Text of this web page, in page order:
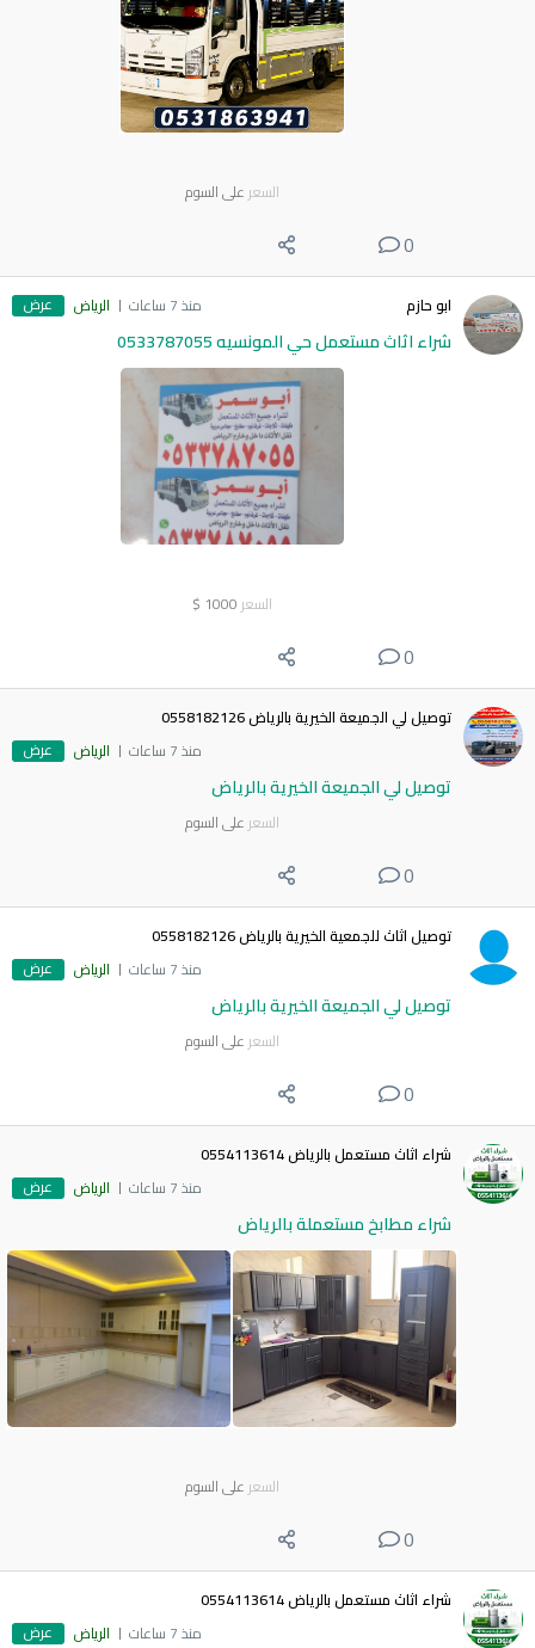
السعر على السوم
0
ابو حازم منذ 7 ساعات الرياض عرض
شراء اثاث مستعمل حي المونسيه 0533787055
السعر 1000
$
0
توصيل لي الجميعة الخيرية بالرياض 0558182126
منذ 7 ساعات
الرياض عرض
توصيل لي الجميعة الخيرية بالرياض
السعر على السوم
0
توصيل اثاث للجمعية الخيرية بالرياض 0558182126
منذ 7 ساعات
الرياض عرض
توصيل لي الجميعة الخيرية بالرياض
السعر على السوم
0
شراء اثاث مستعمل بالرياض 0554113614
منذ 7 ساعات
الرياض عرض
شراء مطابخ مستعملة بالرياض
السعر على السوم
0
شراء اثاث مستعمل بالرياض 0554113614
منذ 7 ساعات
الرياض عرض